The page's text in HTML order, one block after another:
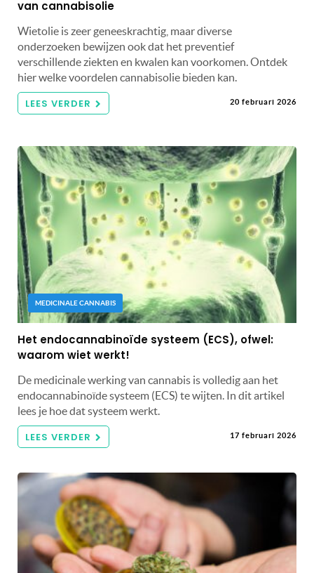
van cannabisolie
Wietolie is zeer geneeskrachtig, maar diverse
onderzoeken bewijzen ook dat het preventief
verschillende ziekten en kwalen kan voorkomen. Ontdek
hier welke voordelen cannabisolie bieden kan.
LEES VERDER 20 februari 2026
MEDICINALE CANNABIS
Het endocannabinoïde systeem (ECS), ofwel:
waarom wiet werkt!
De medicinale werking van cannabis is volledig aan het
endocannabinoïde systeem (ECS) te wijten. In dit artikel
lees je hoe dat systeem werkt.
LEES VERDER 17 februari 2026